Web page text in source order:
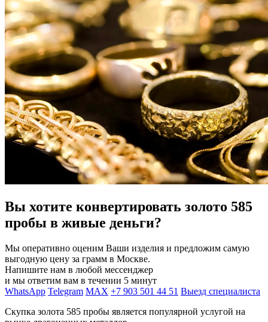
Вы хотите конвертировать золото 585
пробы в живые деньги?
Мы оперативно оценим Ваши изделия и предложим самую
выгодную цену за грамм в Москве.
Напишите нам в любой мессенджер
и мы ответим вам в течении 5 минут
WhatsApp Telegram MAX +7 903 501 44 51 Выезд специалиста
Скупка золота 585 пробы является популярной услугой на